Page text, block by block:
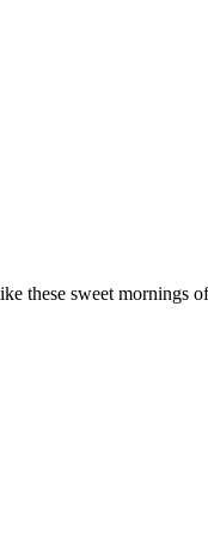
these sweet